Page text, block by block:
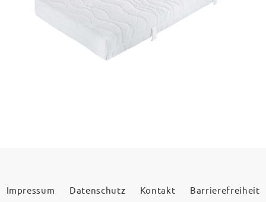
Impressum Datenschutz Kontakt Barrierefreiheit